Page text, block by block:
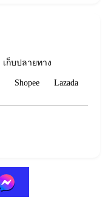
เก็บปลายทาง
Shopee Lazada